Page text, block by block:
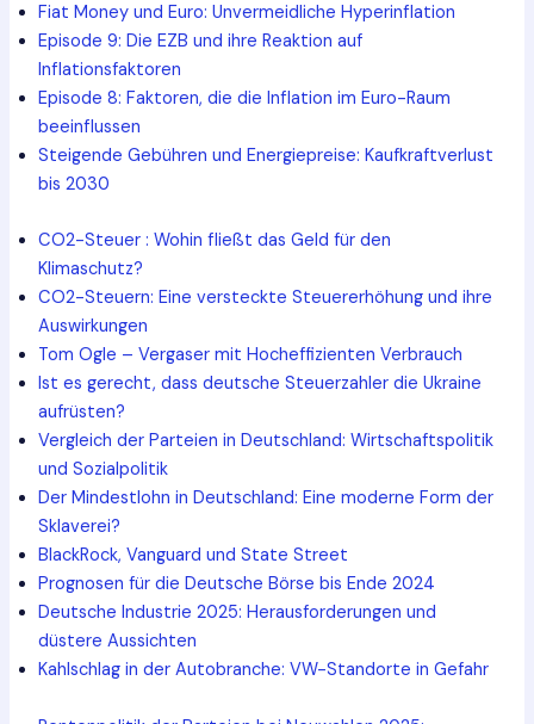
Fiat Money und Euro: Unvermeidliche Hyperinflation
Episode 9: Die EZB und ihre Reaktion auf
Inflationsfaktoren
Episode 8: Faktoren, die die Inflation im Euro-Raum
beeinflussen
Steigende Gebühren und Energiepreise: Kaufkraftverlust
bis 2030
CO2-Steuer : Wohin fließt das Geld für den
Klimaschutz?
CO2-Steuern: Eine versteckte Steuererhöhung und ihre
Auswirkungen
Tom Ogle – Vergaser mit Hocheffizienten Verbrauch
Ist es gerecht, dass deutsche Steuerzahler die Ukraine
aufrüsten?
Vergleich der Parteien in Deutschland: Wirtschaftspolitik
und Sozialpolitik
Der Mindestlohn in Deutschland: Eine moderne Form der
Sklaverei?
BlackRock, Vanguard und State Street
Prognosen für die Deutsche Börse bis Ende 2024
Deutsche Industrie 2025: Herausforderungen und
düstere Aussichten
Kahlschlag in der Autobranche: VW-Standorte in Gefahr